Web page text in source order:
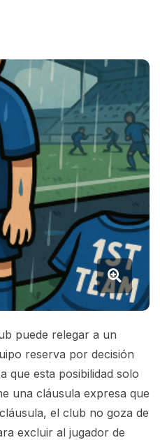
puede relegar a un
reserva por decisión
que esta posibilidad solo
una cláusula expresa que
el club no goza de
excluir al jugador de